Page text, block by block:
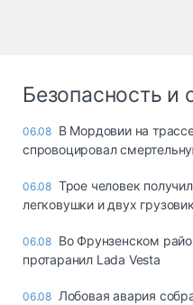
Безопасность и
06.08 В Мордовии на
спровоцировал
06.08 Трое человек
легковушки и двух
06.08 Во Фрунзенском
протаранил Lada Vesta
06.08 Лобовая авария